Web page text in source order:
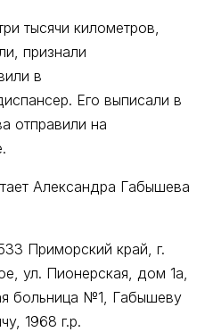
тысячи километров,
признали
в
Его выписали в
отправили на
Александра Габышева
Приморский край, г.
ул. Пионерская, дом 1а,
больница №1, Габышеву
1968 г.р.